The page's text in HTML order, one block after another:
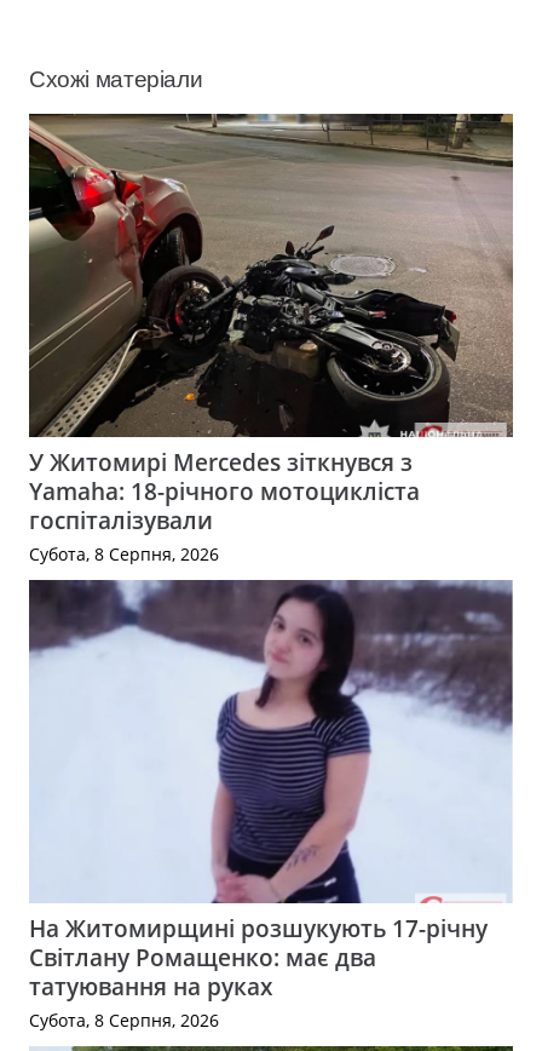
Схожі матеріали
У Житомирі Mercedes зіткнувся з
Yamaha: 18-річного мотоцикліста
госпіталізували
Субота, 8 Серпня, 2026
На Житомирщині розшукують 17-річну
Світлану Ромащенко: має два
татуювання на руках
Субота, 8 Серпня, 2026